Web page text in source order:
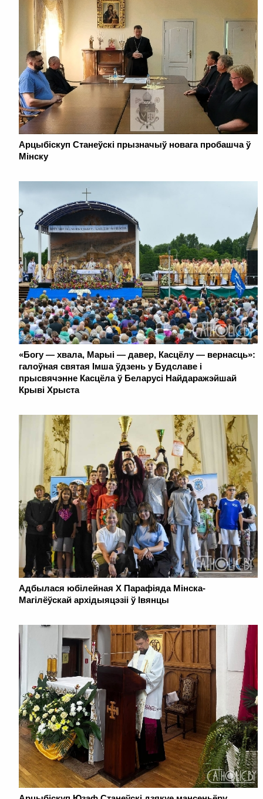
Арцыбіскуп Станеўскі прызначыў новага пробашча ў
Мінску
«Богу — хвала, Марыі — давер, Касцёлу — вернасць»:
галоўная святая Імша ўдзень у Будславе і
прысвячэнне Касцёла ў Беларусі Найдаражэйшай
Крыві Хрыста
Адбылася юбілейная Х Парафіяда Мінска-
Магілёўскай архідыяцэзіі ў Івянцы